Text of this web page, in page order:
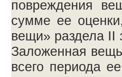
повреждения
сумме ее
вещи» раздела II
Заложенная
всего периода